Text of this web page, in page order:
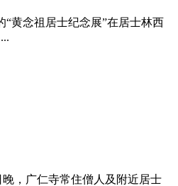
“黄念祖居士纪念展”在居士林西
广仁寺常住僧人及附近居士